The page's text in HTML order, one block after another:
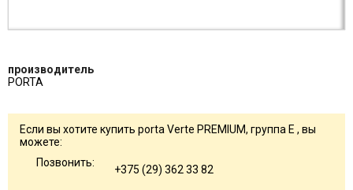
производитель
PORTA
Если вы хотите купить porta Verte PREMIUM, группа E , вы
можете:
Позвонить:
+375 (29) 362 33 82